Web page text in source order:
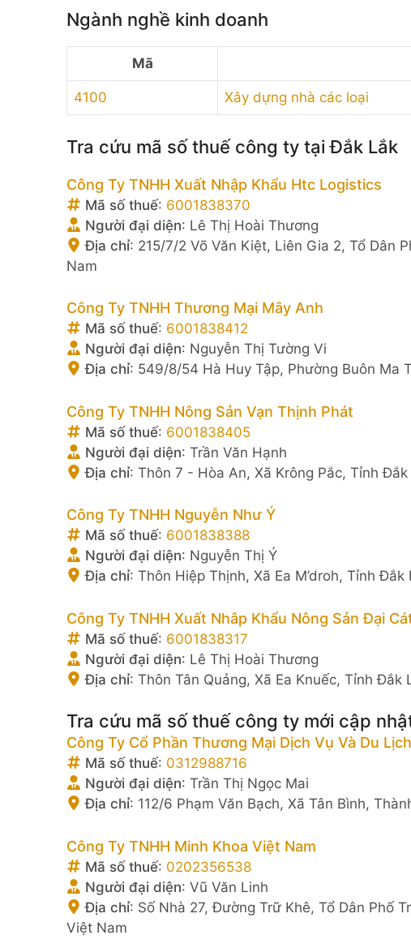
Ngành nghề kinh doanh
Mã
4100 Xây dựng nhà các loại
Tra cứu mã số thuế công ty tại Đắk Lắk
Công Ty TNHH Xuất Nhập Khẩu Htc Logistics
Mã số thuế: 6001838370
Người đại diện: Lê Thị Hoài Thương
Địa chỉ: 215/7/2 Võ Văn Kiệt, Liên Gia 2, Tổ Dân
Nam
Công Ty TNHH Thương Mại Mây Anh
Mã số thuế: 6001838412
Người đại diện: Nguyễn Thị Tường Vi
Địa chỉ: 549/8/54 Hà Huy Tập, Phường Buôn Ma
Công Ty TNHH Nông Sản Vạn Thịnh Phát
Mã số thuế: 6001838405
Người đại diện: Trần Văn Hạnh
Địa chỉ: Thôn 7 - Hòa An, Xã Krông Pắc, Tỉnh
Công Ty TNHH Nguyễn Như Ý
Mã số thuế: 6001838388
Người đại diện: Nguyễn Thị Ý
Địa chỉ: Thôn Hiệp Thịnh, Xã Ea M’droh, Tỉnh Đắk
Công Ty TNHH Xuất Nhâp Khẩu Nông Sản Đại
Mã số thuế: 6001838317
Người đại diện: Lê Thị Hoài Thương
Địa chỉ: Thôn Tân Quảng, Xã Ea Knuếc, Tỉnh Đắk
Tra cứu mã số thuế công ty mới cập
Công Ty Cổ Phần Thương Mại Dịch Vụ Và Du
Mã số thuế: 0312988716
Người đại diện: Trần Thị Ngọc Mai
Địa chỉ: 112/6 Phạm Văn Bạch, Xã Tân Bình,
Công Ty TNHH Minh Khoa Việt Nam
Mã số thuế: 0202356538
Người đại diện: Vũ Văn Linh
Địa chỉ: Số Nhà 27, Đường Trữ Khê, Tổ Dân Phố
Việt Nam